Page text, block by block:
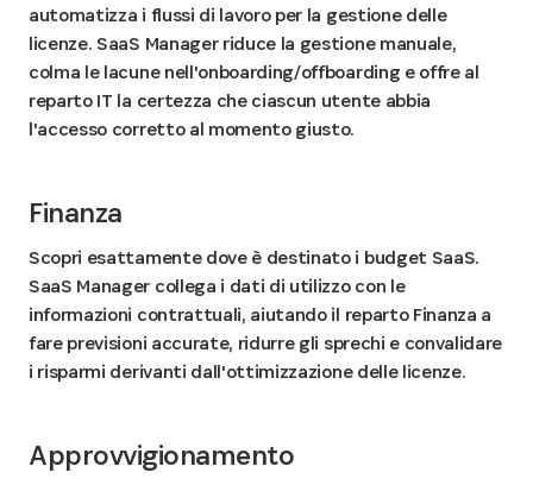
automatizza i flussi di lavoro per la gestione delle
licenze. SaaS Manager riduce la gestione manuale,
colma le lacune nell'onboarding/offboarding e offre al
reparto IT la certezza che ciascun utente abbia
l'accesso corretto al momento giusto.
Finanza
Scopri esattamente dove è destinato i budget SaaS.
SaaS Manager collega i dati di utilizzo con le
informazioni contrattuali, aiutando il reparto Finanza a
fare previsioni accurate, ridurre gli sprechi e convalidare
i risparmi derivanti dall'ottimizzazione delle licenze.
Approvvigionamento